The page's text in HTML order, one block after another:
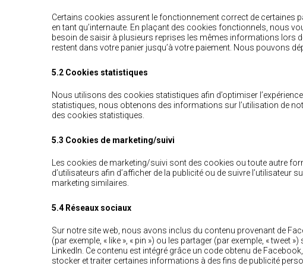
Certains cookies assurent le fonctionnement correct de certaines
en tant qu’internaute. En plaçant des cookies fonctionnels, nous
besoin de saisir à plusieurs reprises les mêmes informations lors
restent dans votre panier jusqu’à votre paiement. Nous pouvons
5.2 Cookies statistiques
Nous utilisons des cookies statistiques afin d’optimiser
statistiques, nous obtenons des informations sur l’utilisation de
des cookies statistiques.
5.3 Cookies de marketing/suivi
Les cookies de marketing/suivi sont des cookies ou toute autre
d’utilisateurs afin d’afficher de la publicité ou de suivre l’utilisateur
marketing similaires.
5.4 Réseaux sociaux
Sur notre site web, nous avons inclus du contenu provenant de
(par exemple, « like », « pin ») ou les partager (par exemple, «
LinkedIn. Ce contenu est intégré grâce un code obtenu de
stocker et traiter certaines informations à des fins de publicité